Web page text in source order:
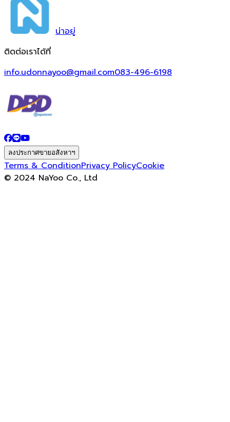
น่าอยู่
ติดต่อเราได้ที่
info.udonnayoo@gmail.com083-496-6198
ลงประกาศขายอสังหาฯ
Terms & ConditionPrivacy PolicyCookie
© 2024 NaYoo Co., Ltd